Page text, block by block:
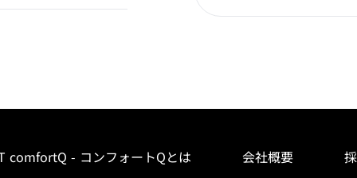
comfortQ - コンフォートQとは 会社概要